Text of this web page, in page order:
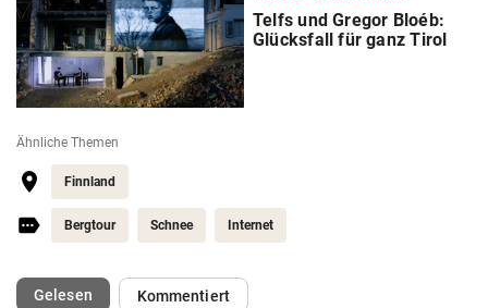
Telfs und Gregor Bloéb:
Glücksfall für ganz Tirol
Ähnliche Themen
Finnland
Bergtour Schnee Internet
Gelesen(ausgewählt)Kommentiert